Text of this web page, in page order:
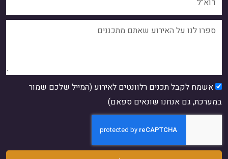
אשמח לקבל תכנים רלוונטים לאירוע (המייל שלכם שמור
במערכת, גם אנחנו שונאים ספאם)